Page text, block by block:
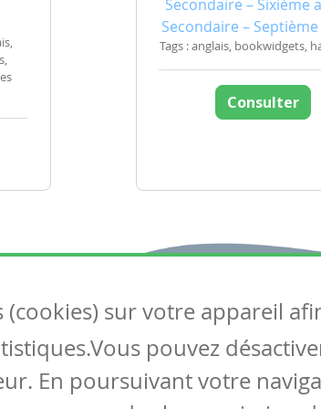
Secondaire – Sixième
Secondaire –
Tags : anglais, bookwidgets,
Consulter
Suivez-nous
Contactez-nous
Soutien scolaire
sur votre appareil
pouvez
En poursuivant votre